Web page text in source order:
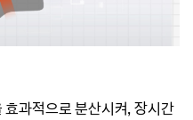
과적으로 분산시켜, 장시간